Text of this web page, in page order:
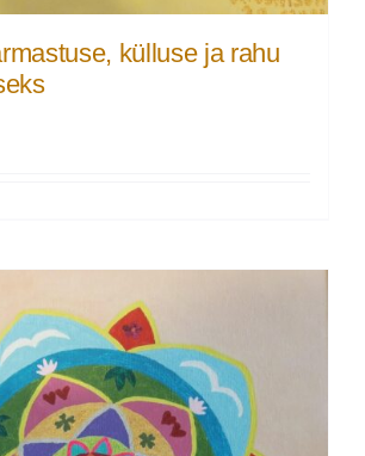
külluse ja rahu